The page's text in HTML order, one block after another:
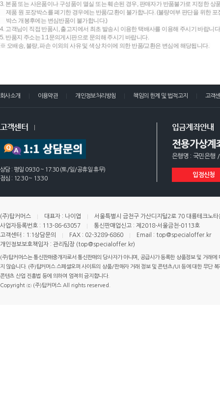
3. 본품 또는 사은품이나 구성품이 멸실 또는 훼손된 경우, 판매자가 반품불가로 지정한 상
제품 원 포장박스를 폐기한 경우에는 반품/교환이 불가합니다. (불량여부 판단을 위한
박스 개봉후에는 변심반품이 불가합니다.)
4. 고객님이 직접 반품시, 출고지에서 최초 발송시 이용한 택배사를 이용해 주시기 바랍니
5. 반품지 주소는 1:1문의게시판으로 문의해 주시기 바랍니다.
※ 오배송, 불량, 파손 이외의 사유 및 색상 차이에 의한 반품/교환은 변심에 해당됩니다.
회사소개 이용약관 개인정보처리방침 책임의 한계 및 법적고지 고객
고객센터
상담 : 평일 09:30 ~ 17:30 (토/일/공휴일 휴무)
점심 : 12:30 ~ 13:30
입금계좌안내
전용가상계
은행명 : 국민은행
입점신청
(주)탑커머스 대표자 : 나이엽
서울특별시 금천구 가산디지털2로 70 대륭테크노
사업자등록번호 : 113-86-63057
통신판매업신고 : 제2018-서울금천-0113호
고객센터 : 1:1상담문의
FAX : 02-3289-6860
Email : top@specialoffer.kr
개인정보보호책임자 : 관리팀장 (top@specialoffer.kr)
(주)탑커머스는 통신판매중개자로서 통신판매의 당사자가 아니며, 공급사가 등록한 상품정보 및 거래
지 않습니다. (주)탑커머스 스페셜오퍼 사이트의 상품/판매자 거래 정보 및 콘텐츠/UI 등에 대한 무단
콘텐츠 산업 진흥법 등에 의하여 엄격히 금지합니다.
Copyright ⓒ (주)탑커머스 All rights reserved.